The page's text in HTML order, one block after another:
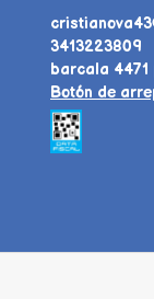
3413223809
barcala 4471
Botón de